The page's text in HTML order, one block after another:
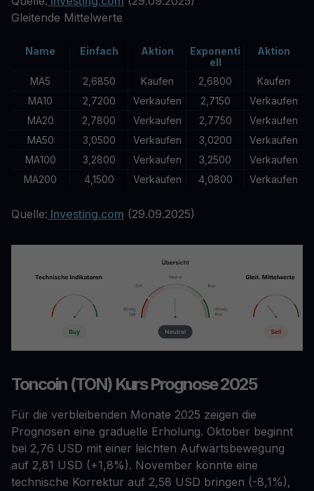
Gleitende Mittelwerte
Name Einfach Aktion
Exponenti
ell
Aktion
MA5 2,6850 Kaufen 2,6800
Kaufen
MA10
2,7200 Verkaufen 2,7150
Verkaufen
MA20
2,7800 Verkaufen 2,7750
Verkaufen
MA50
3,0500 Verkaufen 3,0200
Verkaufen
MA100
3,2800 Verkaufen 3,2500
Verkaufen
MA200
4,1500 Verkaufen 4,0800 Verkaufen
Quelle: Investing.com (29.09.2025)
Toncoin (TON) Kurs Prognose 2025
Für die verbleibenden Monate 2025 zeigen die
Prognosen eine graduelle Erholung. Oktober beginnt
bei 2,76 USD mit einer leichten Aufwärtsbewegung
auf 2,81 USD (+1,8%). November könnte eine
technische Korrektur auf 2,58 USD bringen (-8,1%),